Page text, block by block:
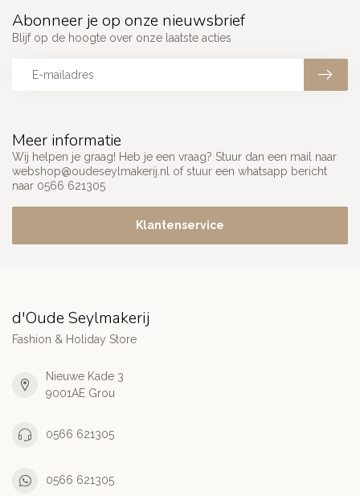
Meer informatie
Wij helpen je graag! Heb je een vraag? Stuur dan een mail naar
webshop@oudeseylmakerij.nl
of stuur een whatsapp bericht
naar 0566 621305
Klantenservice
Abonneer je op onze nieuwsbrief
Blijf op de hoogte over onze laatste acties
d'Oude Seylmakerij
Fashion & Holiday Store
Nieuwe Kade 3
9001AE Grou
0566 621305
0566 621305